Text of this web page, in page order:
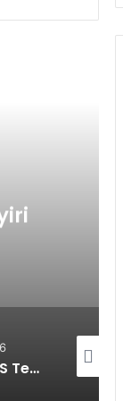
Usung Filosofi Kapal Sriwijaya, Masjid Al Fathul Akbar Siap Tampil Lebih Ikonik
5